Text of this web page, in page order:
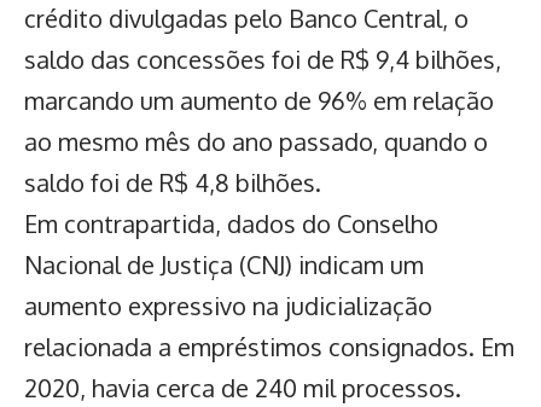
crédito divulgadas pelo Banco Central, o
saldo das concessões foi de R$ 9,4 bilhões,
marcando um aumento de 96% em relação
ao mesmo mês do ano passado, quando o
saldo foi de R$ 4,8 bilhões.
Em contrapartida, dados do Conselho
Nacional de Justiça (CNJ) indicam um
aumento expressivo na judicialização
relacionada a empréstimos consignados. Em
2020, havia cerca de 240 mil processos.